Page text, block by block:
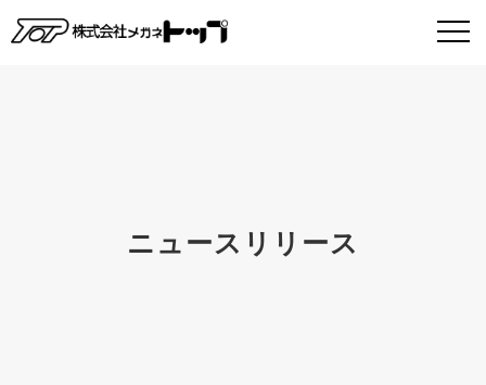
ニュースリリース